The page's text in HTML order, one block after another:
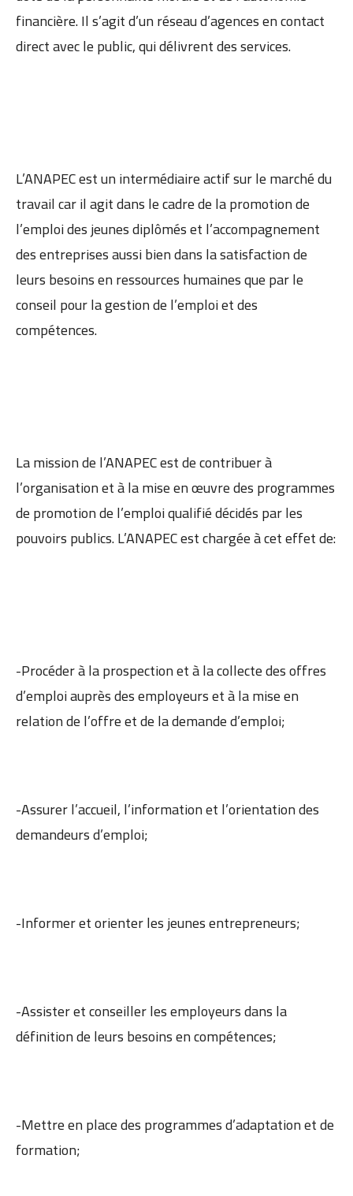
financière. Il s’agit d’un réseau d’agences en contact
direct avec le public, qui délivrent des services.
L’ANAPEC est un intermédiaire actif sur le marché du
travail car il agit dans le cadre de la promotion de
l’emploi des jeunes diplômés et l’accompagnement
des entreprises aussi bien dans la satisfaction de
leurs besoins en ressources humaines que par le
conseil pour la gestion de l’emploi et des
compétences.
La mission de l’ANAPEC est de contribuer à
l’organisation et à la mise en œuvre des programmes
de promotion de l’emploi qualifié décidés par les
pouvoirs publics. L’ANAPEC est chargée à cet effet de:
-Procéder à la prospection et à la collecte des offres
d’emploi auprès des employeurs et à la mise en
relation de l’offre et de la demande d’emploi;
-Assurer l’accueil, l’information et l’orientation des
demandeurs d’emploi;
-Informer et orienter les jeunes entrepreneurs;
-Assister et conseiller les employeurs dans la
définition de leurs besoins en compétences;
-Mettre en place des programmes d’adaptation et de
formation;